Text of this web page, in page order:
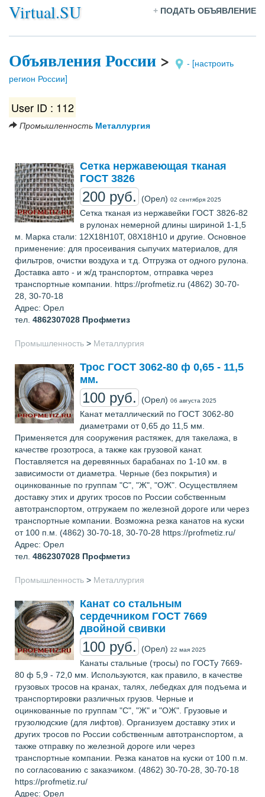
Virtual.SU + ПОДАТЬ ОБЪЯВЛЕНИЕ
Объявления России>
- [настроить
регион России]
User ID : 112
Промышленность Металлургия
Сетка нержавеющая тканая
ГОСТ 3826
200 руб. (Орел) 02 сентября 2025
Сетка тканая из нержавейки ГОСТ 3826-82
в рулонах немерной длины шириной 1-1,5
м. Марка стали: 12Х18Н10Т, 08Х18Н10 и другие. Основное
применение: для просеивания сыпучих материалов, для
фильтров, очистки воздуха и т.д. Отгрузка от одного рулона.
Доставка авто - и ж/д транспортом, отправка через
транспортные компании. https://profmetiz.ru (4862) 30-70-
28, 30-70-18
Адрес: Орел
тел. 4862307028 Профметиз
Промышленность > Металлургия
Трос ГОСТ 3062-80 ф 0,65 - 11,5
мм.
100 руб. (Орел) 06 августа 2025
Канат металлический по ГОСТ 3062-80
диаметрами от 0,65 до 11,5 мм.
Применяется для сооружения растяжек, для такелажа, в
качестве грозотроса, а также как грузовой канат.
Поставляется на деревянных барабанах по 1-10 км. в
зависимости от диаметра. Черные (без покрытия) и
оцинкованные по группам "С", "Ж", "ОЖ". Осуществляем
доставку этих и других тросов по России собственным
автотранспортом, отгружаем по железной дороге или через
транспортные компании. Возможна резка канатов на куски
от 100 п.м. (4862) 30-70-18, 30-70-28 https://profmetiz.ru/
Адрес: Орел
тел. 4862307028 Профметиз
Промышленность > Металлургия
Канат со стальным
сердечником ГОСТ 7669
двойной свивки
100 руб. (Орел) 22 мая 2025
Канаты стальные (тросы) по ГОСТу 7669-
80 ф 5,9 - 72,0 мм. Используются, как правило, в качестве
грузовых тросов на кранах, талях, лебедках для подъема и
транспортировки различных грузов. Черные и
оцинкованные по группам "С", "Ж" и "ОЖ". Грузовые и
грузолюдские (для лифтов). Организуем доставку этих и
других тросов по России собственным автотранспортом, а
также отправку по железной дороге или через
транспортные компании. Резка канатов на куски от 100 п.м.
по согласованию с заказчиком. (4862) 30-70-28, 30-70-18
https://profmetiz.ru/
Адрес: Орел